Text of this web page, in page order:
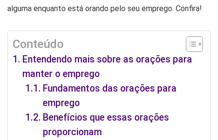
alguma enquanto está orando pelo seu emprego. Confira!
Conteúdo
Entendendo mais sobre as orações para
manter o emprego
Fundamentos das orações para
emprego
Benefícios que essas orações
proporcionam